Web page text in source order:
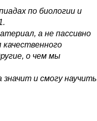
по биологии и
а не пассивно
о чем мы
и смогу научить